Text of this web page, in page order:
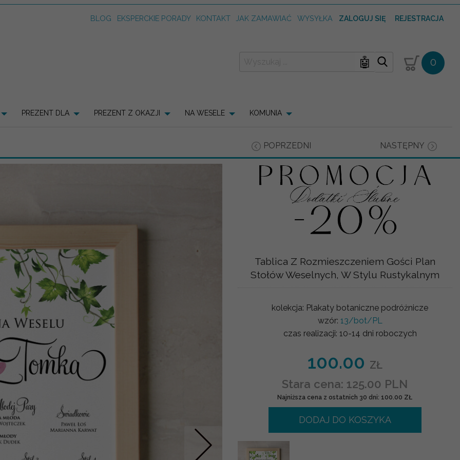
BLOG EKSPERCKIE PORADY KONTAKT JAK ZAMAWIAĆ WYSYŁKA ZALOGUJ SIĘ REJESTRACJA
🤖 0
PREZENT DLA PREZENT Z OKAZJI NA WESELE KOMUNIA
POPRZEDNI NASTĘPNY
Nastepne
Tablica Z Rozmieszczeniem Gości Plan
Stołów Weselnych, W Stylu Rustykalnym
kolekcja: Plakaty botaniczne podróżnicze
wzór: 13/bot/PL
czas realizacji: 10-14 dni roboczych
100.00 ZŁ
Stara cena: 125.00 PLN
Najniższa cena z ostatnich 30 dni: 100.00 ZŁ
DODAJ DO KOSZYKA